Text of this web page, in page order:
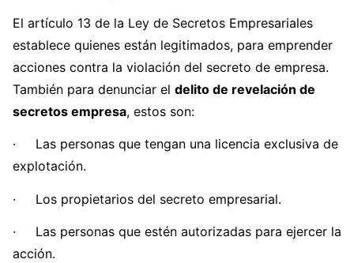
El artículo 13 de la Ley de Secretos Empresariales
establece quienes están legitimados, para emprender
acciones contra la violación del secreto de empresa.
También para denunciar el delito de revelación de
secretos empresa, estos son:
· Las personas que tengan una licencia exclusiva de
explotación.
· Los propietarios del secreto empresarial.
· Las personas que estén autorizadas para ejercer la
acción.